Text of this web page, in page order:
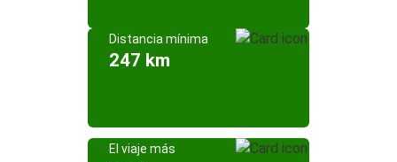
Distancia mínima
247 km
El viaje más